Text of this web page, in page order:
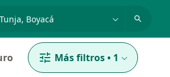
p. ej. Bogotá
Más filtros• 1